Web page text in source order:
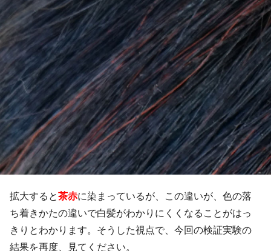
拡大すると茶赤に染まっているが、この違いが、色の落
ち着きかたの違いで白髪がわかりにくくなることがはっ
きりとわかります。そうした視点で、今回の検証実験の
結果を再度、見てください。